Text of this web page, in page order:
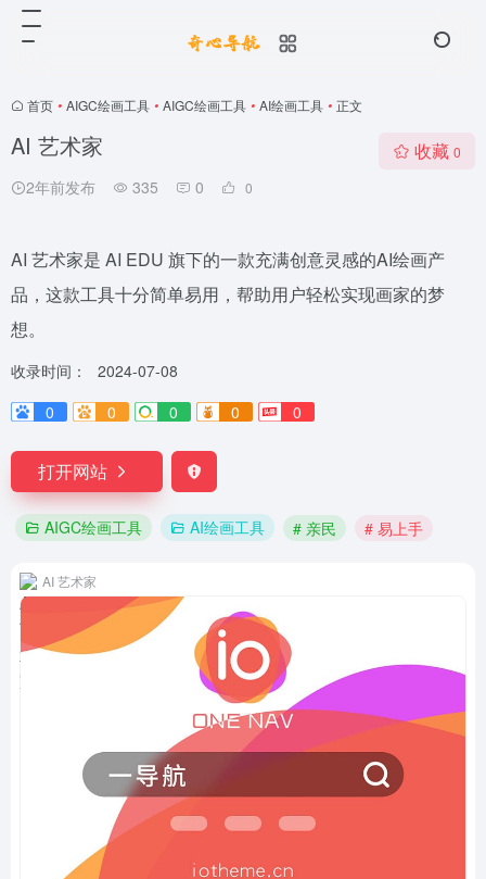
首页 • AIGC绘画工具 • AIGC绘画工具 • AI绘画工具 • 正文
AI 艺术家
2年前发布 335 0 0
收藏 0
AI 艺术家是 AI EDU 旗下的一款充满创意灵感的AI绘画产
品，这款工具十分简单易用，帮助用户轻松实现画家的梦
想。
收录时间：
2024-07-08
0
0 0 0 0
打开网站
AIGC绘画工具 AI绘画工具 # 亲民 # 易上手
AI 艺术家